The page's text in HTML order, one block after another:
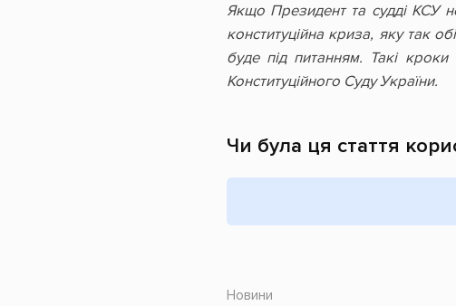
Якщо Президент та судді КСУ
конституційна криза, яку так
буде під питанням. Такі
Конституційного Суду України.
Чи була ця стаття
Новини